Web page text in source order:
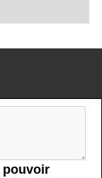
pouvoir